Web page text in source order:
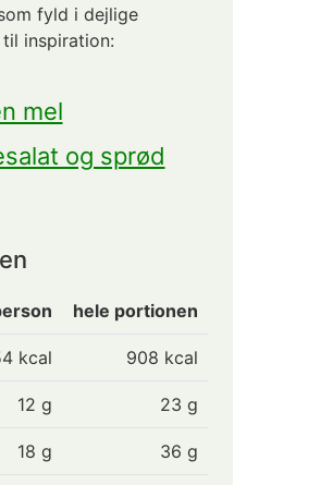
fyld i dejlige
inspiration:
mel
og sprød
hele portionen
kcal 908 kcal
12 g 23 g
18 g 36 g